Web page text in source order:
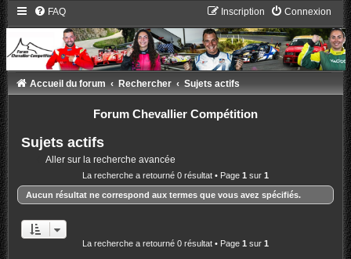
FAQ Connexion
Inscription
Accueil du forum Rechercher Sujets actifs
Forum Chevallier Compétition
Sujets actifs
Aller sur la recherche avancée
La recherche a retourné 0 résultat • Page 1 sur 1
Aucun résultat ne correspond aux termes que vous avez spécifiés.
La recherche a retourné 0 résultat • Page 1 sur 1